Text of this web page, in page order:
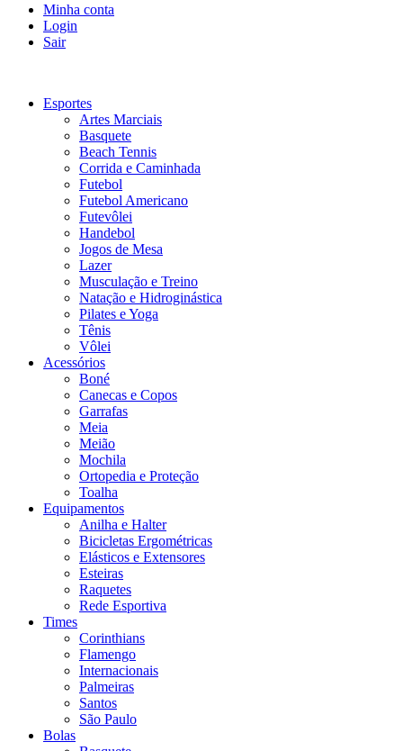
Minha conta
Login
Sair
Esportes
Artes Marciais
Basquete
Beach Tennis
Corrida e Caminhada
Futebol
Futebol Americano
Futevôlei
Handebol
Jogos de Mesa
Lazer
Musculação e Treino
Natação e Hidroginástica
Pilates e Yoga
Tênis
Vôlei
Acessórios
Boné
Canecas e Copos
Garrafas
Meia
Meião
Mochila
Ortopedia e Proteção
Toalha
Equipamentos
Anilha e Halter
Bicicletas Ergométricas
Elásticos e Extensores
Esteiras
Raquetes
Rede Esportiva
Times
Corinthians
Flamengo
Internacionais
Palmeiras
Santos
São Paulo
Bolas